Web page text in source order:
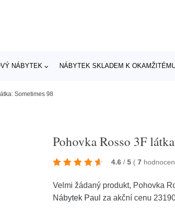
NÁBYTEK NÁBYTEK SKLADEM K
Sometimes 98
Pohovka Rosso 3F
4.6 / 5 ( 7
Velmi žádaný produkt, Pohovka
Nábytek Paul za akční cenu